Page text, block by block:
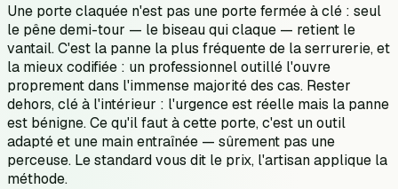
Une porte claquée n'est pas une porte fermée à clé : seul
le pêne demi-tour — le biseau qui claque — retient le
vantail. C'est la panne la plus fréquente de la serrurerie, et
la mieux codifiée : un professionnel outillé l'ouvre
proprement dans l'immense majorité des cas. Rester
dehors, clé à l'intérieur : l'urgence est réelle mais la panne
est bénigne. Ce qu'il faut à cette porte, c'est un outil
adapté et une main entraînée — sûrement pas une
perceuse. Le standard vous dit le prix, l'artisan applique la
méthode.